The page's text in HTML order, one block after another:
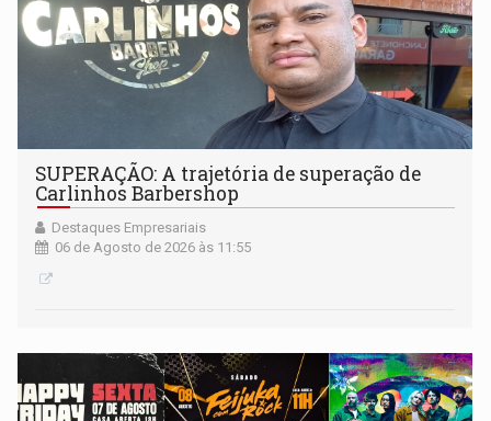
SUPERAÇÃO: A trajetória de superação de
Carlinhos Barbershop
Destaques Empresariais
06 de Agosto de 2026 às 11:55